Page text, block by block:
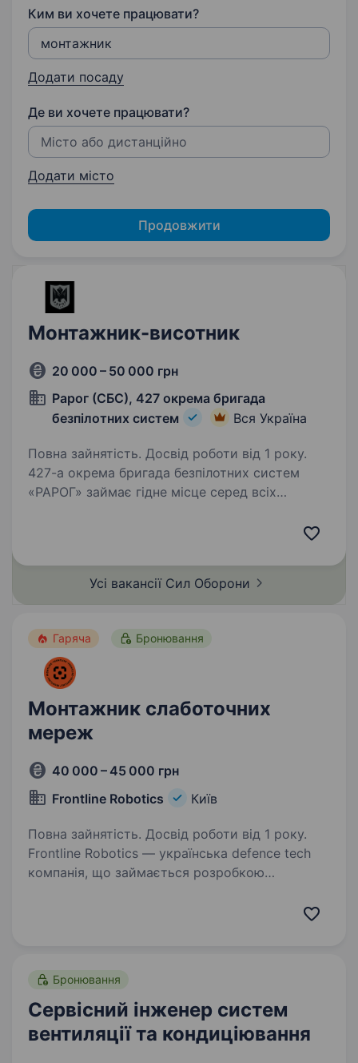
Ким ви хочете працювати?
Додати посаду
Де ви хочете працювати?
Додати місто
Продовжити
Монтажник-висотник
20 000 – 50 000 грн
Рарог (СБС), 427 окрема бригада
безпілотних систем
Вся Україна
Повна зайнятість. Досвід роботи від 1 року.
427-а окрема бригада безпілотних систем
«РАРОГ» займає гідне місце серед всіх
розвивається та створює…
Усі вакансії Сил Оборони
Гаряча Бронювання
Монтажник слаботочних
мереж
40 000 – 45 000 грн
Frontline Robotics
Київ
Повна зайнятість. Досвід роботи від 1 року.
Frontline Robotics — українська defence tech
компанія, що займається розробкою
Сил безпеки та оборони України. Наша місія —
Бронювання
Сервісний інженер систем
вентиляції та кондиціювання